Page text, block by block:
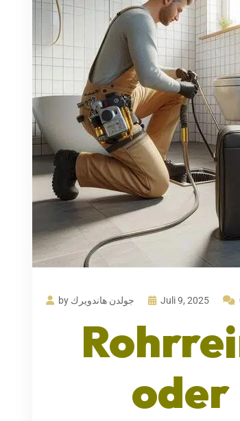
by جولدن هاندويرك Juli 9, 2025
oder